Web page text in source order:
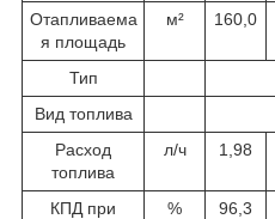
Отапливаема
я площадь
м² 160,0
Тип
Вид топлива
Расход
топлива
л/ч 1,98
КПД при
% 96,3